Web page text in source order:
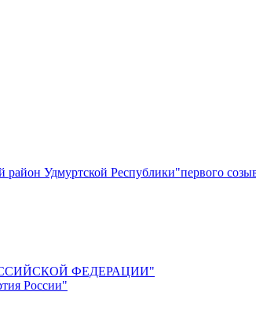
Удмуртской Республики"первого
ФЕДЕРАЦИИ"
России"